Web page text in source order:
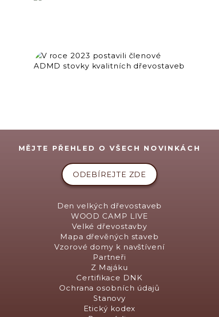
MĚJTE PŘEHLED O VŠECH NOVINKÁCH
ODEBÍREJTE ZDE
Den velkých dřevostaveb
WOOD CAMP LIVE
Velké dřevostavby
Mapa dřevěných staveb
Vzorové domy k navštívení
Partneři
Z Majáku
Certifikace DNK
Ochrana osobních údajů
Stanovy
Etický kodex